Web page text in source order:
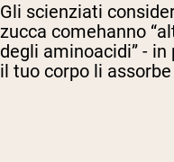
Gli scienziati
zucca comehanno
degli aminoacidi” -
il tuo corpo li